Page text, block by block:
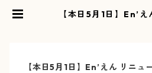
【本日5月1日】En’
【本日5月1日】En’えん リニ